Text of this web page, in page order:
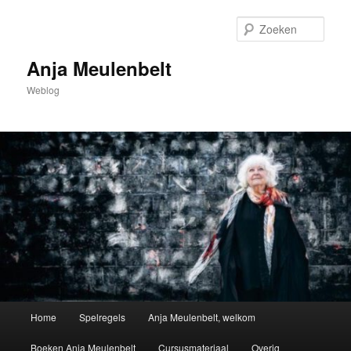
inhoudAnja Meulenbelt
Weblog
Home Spelregels Anja Meulenbelt, welkom
Boeken Anja Meulenbelt Cursusmateriaal Overig